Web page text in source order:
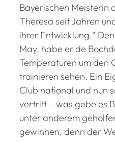
Bayerischen Meisterin
Theresa seit Jahren
ihrer Entwicklung.“
May, habe er de
Temperaturen um den
trainieren sehen. Ein
Club national und nun
vertritt – was gebe es
unter anderem
gewinnen, denn der